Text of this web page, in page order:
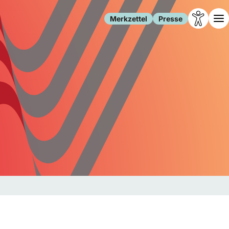
Merkzettel Presse
Leben
Familie
Freizeit
Gesundheit
Internet
Gesellschaft
Forschung
Migration
Polizei